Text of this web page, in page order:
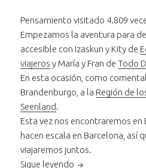
Pensamiento visitado 4.809
Empezamos la aventura para
accesible con Izaskun y Kity de
viajeros y María y Fran deTodo
En esta ocasión, como
Brandenburgo, a la Región de
Seenland.
Esta vez nos encontraremos en
hacen escala en Barcelona, así
viajaremos juntos.
Sigue leyendo Brandenburgo